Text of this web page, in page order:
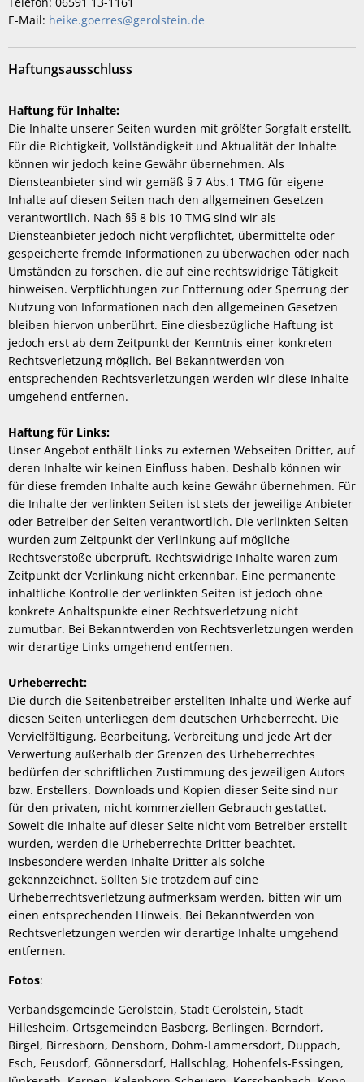
E-Mail: heike.goerres@gerolstein.de
Haftungsausschluss
Haftung für Inhalte:
Die Inhalte unserer Seiten wurden mit größter Sorgfalt erstellt.
Für die Richtigkeit, Vollständigkeit und Aktualität der Inhalte
können wir jedoch keine Gewähr übernehmen. Als
Diensteanbieter sind wir gemäß § 7 Abs.1 TMG für eigene
Inhalte auf diesen Seiten nach den allgemeinen Gesetzen
verantwortlich. Nach §§ 8 bis 10 TMG sind wir als
Diensteanbieter jedoch nicht verpflichtet, übermittelte oder
gespeicherte fremde Informationen zu überwachen oder nach
Umständen zu forschen, die auf eine rechtswidrige Tätigkeit
hinweisen. Verpflichtungen zur Entfernung oder Sperrung der
Nutzung von Informationen nach den allgemeinen Gesetzen
bleiben hiervon unberührt. Eine diesbezügliche Haftung ist
jedoch erst ab dem Zeitpunkt der Kenntnis einer konkreten
Rechtsverletzung möglich. Bei Bekanntwerden von
entsprechenden Rechtsverletzungen werden wir diese Inhalte
umgehend entfernen.
Haftung für Links:
Unser Angebot enthält Links zu externen Webseiten Dritter, auf
deren Inhalte wir keinen Einfluss haben. Deshalb können wir
für diese fremden Inhalte auch keine Gewähr übernehmen. Für
die Inhalte der verlinkten Seiten ist stets der jeweilige Anbieter
oder Betreiber der Seiten verantwortlich. Die verlinkten Seiten
wurden zum Zeitpunkt der Verlinkung auf mögliche
Rechtsverstöße überprüft. Rechtswidrige Inhalte waren zum
Zeitpunkt der Verlinkung nicht erkennbar. Eine permanente
inhaltliche Kontrolle der verlinkten Seiten ist jedoch ohne
konkrete Anhaltspunkte einer Rechtsverletzung nicht
zumutbar. Bei Bekanntwerden von Rechtsverletzungen werden
wir derartige Links umgehend entfernen.
Urheberrecht:
Die durch die Seitenbetreiber erstellten Inhalte und Werke auf
diesen Seiten unterliegen dem deutschen Urheberrecht. Die
Vervielfältigung, Bearbeitung, Verbreitung und jede Art der
Verwertung außerhalb der Grenzen des Urheberrechtes
bedürfen der schriftlichen Zustimmung des jeweiligen Autors
bzw. Erstellers. Downloads und Kopien dieser Seite sind nur
für den privaten, nicht kommerziellen Gebrauch gestattet.
Soweit die Inhalte auf dieser Seite nicht vom Betreiber erstellt
wurden, werden die Urheberrechte Dritter beachtet.
Insbesondere werden Inhalte Dritter als solche
gekennzeichnet. Sollten Sie trotzdem auf eine
Urheberrechtsverletzung aufmerksam werden, bitten wir um
einen entsprechenden Hinweis. Bei Bekanntwerden von
Rechtsverletzungen werden wir derartige Inhalte umgehend
entfernen.
Fotos:
Verbandsgemeinde Gerolstein, Stadt Gerolstein, Stadt
Hillesheim, Ortsgemeinden Basberg, Berlingen, Berndorf,
Birgel, Birresborn, Densborn, Dohm-Lammersdorf, Duppach,
Esch, Feusdorf, Gönnersdorf, Hallschlag, Hohenfels-Essingen,